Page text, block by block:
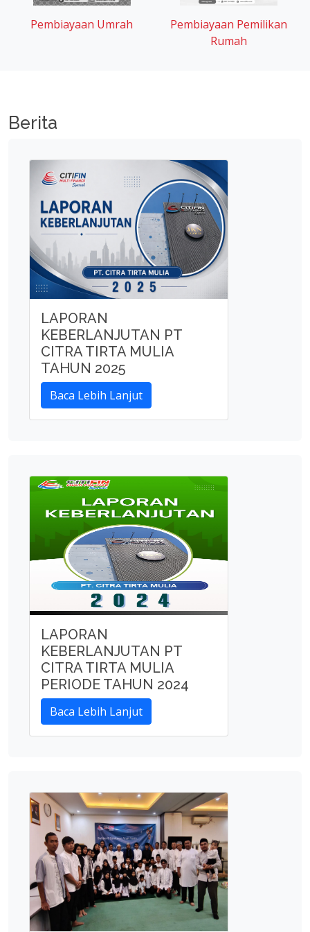
Pembiayaan Umrah
Pembiayaan Pemilikan
Rumah
Berita
LAPORAN
KEBERLANJUTAN PT
CITRA TIRTA MULIA
TAHUN 2025
Baca Lebih Lanjut
LAPORAN
KEBERLANJUTAN PT
CITRA TIRTA MULIA
PERIODE TAHUN 2024
Baca Lebih Lanjut